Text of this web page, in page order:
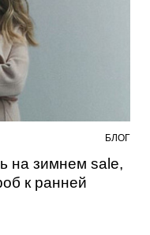
БЛОГ
на зимнем sale,
к ранней